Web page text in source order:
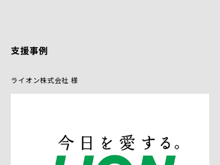
支援事例
ライオン株式会社 様